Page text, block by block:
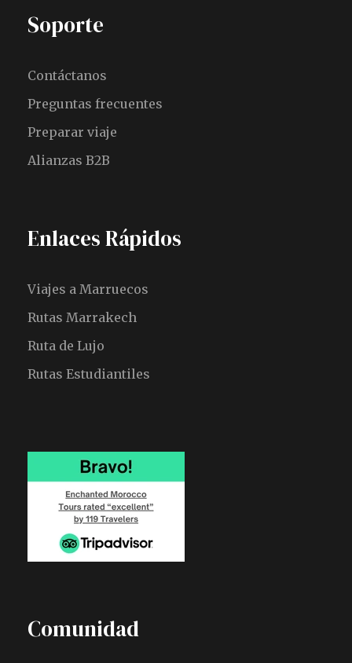
Soporte
Contáctanos
Preguntas frecuentes
Preparar viaje
Alianzas B2B
Enlaces Rápidos
Viajes a Marruecos
Rutas Marrakech
Ruta de Lujo
Rutas Estudiantiles
Comunidad